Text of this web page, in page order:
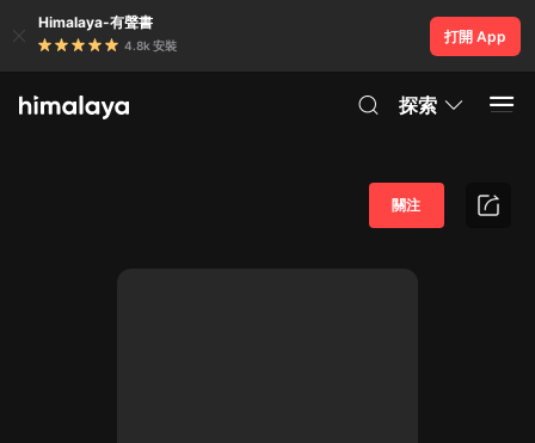
Himalaya-有聲書
4.8k 安裝
打開 App
探索
關注